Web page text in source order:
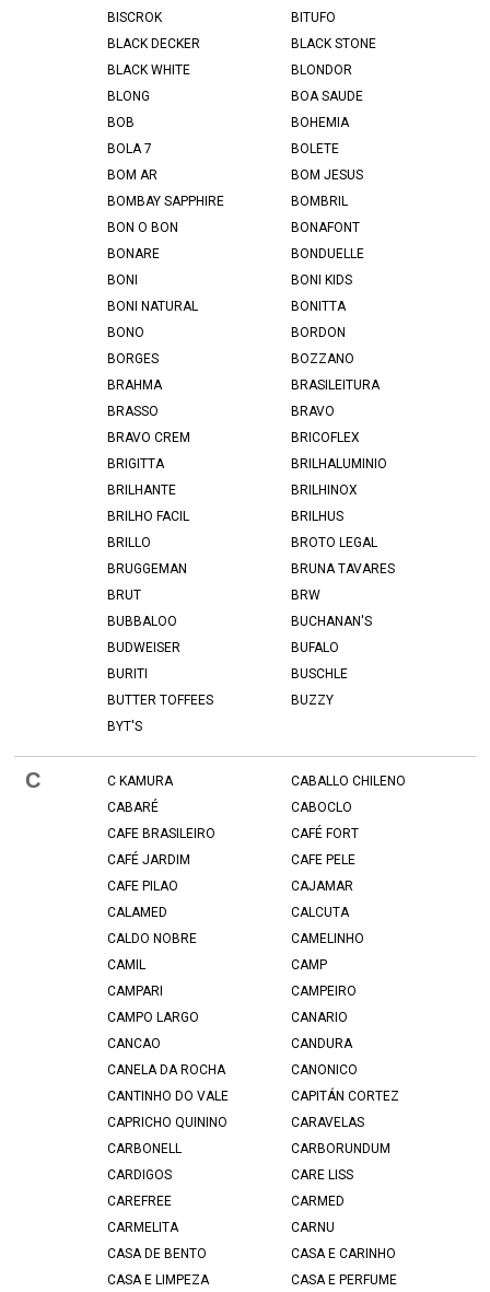
BISCROK
BITUFO
BLACK DECKER
BLACK STONE
BLACK WHITE
BLONDOR
BLONG
BOA SAUDE
BOB
BOHEMIA
BOLA 7
BOLETE
BOM AR
BOM JESUS
BOMBAY SAPPHIRE
BOMBRIL
BON O BON
BONAFONT
BONARE
BONDUELLE
BONI
BONI KIDS
BONI NATURAL
BONITTA
BONO
BORDON
BORGES
BOZZANO
BRAHMA
BRASILEITURA
BRASSO
BRAVO
BRAVO CREM
BRICOFLEX
BRIGITTA
BRILHALUMINIO
BRILHANTE
BRILHINOX
BRILHO FACIL
BRILHUS
BRILLO
BROTO LEGAL
BRUGGEMAN
BRUNA TAVARES
BRUT
BRW
BUBBALOO
BUCHANAN'S
BUDWEISER
BUFALO
BURITI
BUSCHLE
BUTTER TOFFEES
BUZZY
BYT'S
C C KAMURA
CABALLO CHILENO
CABARÉ
CABOCLO
CAFE BRASILEIRO
CAFÉ FORT
CAFÉ JARDIM
CAFE PELE
CAFE PILAO
CAJAMAR
CALAMED
CALCUTA
CALDO NOBRE
CAMELINHO
CAMIL
CAMP
CAMPARI
CAMPEIRO
CAMPO LARGO
CANARIO
CANCAO
CANDURA
CANELA DA ROCHA
CANONICO
CANTINHO DO VALE
CAPITÁN CORTEZ
CAPRICHO QUININO
CARAVELAS
CARBONELL
CARBORUNDUM
CARDIGOS
CARE LISS
CAREFREE
CARMED
CARMELITA
CARNU
CASA DE BENTO
CASA E CARINHO
CASA E LIMPEZA
CASA E PERFUME